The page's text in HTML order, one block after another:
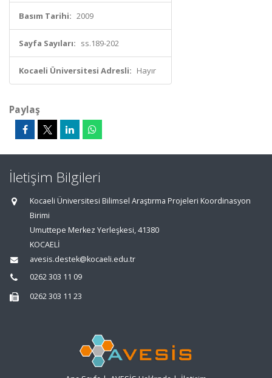
Basım Tarihi: 2009
Sayfa Sayıları: ss.189-202
Kocaeli Üniversitesi Adresli: Hayır
Paylaş
İletişim Bilgileri
Kocaeli Üniversitesi Bilimsel Araştırma Projeleri Koordinasyon
Birimi
Umuttepe Merkez Yerleşkesi, 41380
KOCAELİ
avesis.destek@kocaeli.edu.tr
0262 303 11 09
0262 303 11 23